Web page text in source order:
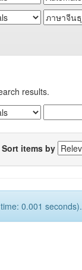
results.
Sort items by
0.001 seconds).